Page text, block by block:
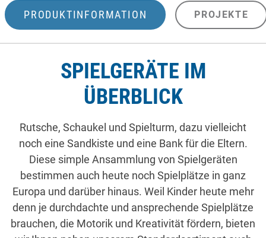
PRODUKTINFORMATION PROJEKTE
SPIELGERÄTE IM
ÜBERBLICK
Rutsche, Schaukel und Spielturm, dazu vielleicht
noch eine Sandkiste und eine Bank für die Eltern.
Diese simple Ansammlung von Spielgeräten
bestimmen auch heute noch Spielplätze in ganz
Europa und darüber hinaus. Weil Kinder heute mehr
denn je durchdachte und ansprechende Spielplätze
brauchen, die Motorik und Kreativität fördern, bieten